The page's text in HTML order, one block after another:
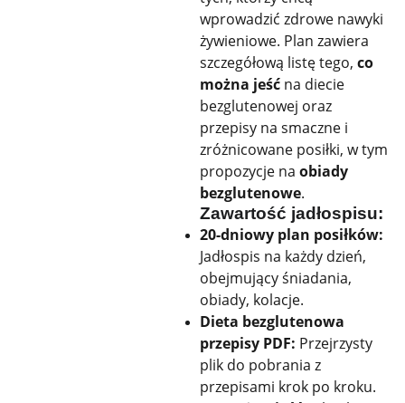
wprowadzić zdrowe nawyki
żywieniowe. Plan zawiera
szczegółową listę tego, co
można jeść na diecie
bezglutenowej oraz
przepisy na smaczne i
zróżnicowane posiłki, w tym
propozycje na obiady
bezglutenowe.
Zawartość jadłospisu:
20-dniowy plan posiłków:
Jadłospis na każdy dzień,
obejmujący śniadania,
obiady, kolacje.
Dieta bezglutenowa
przepisy PDF: Przejrzysty
plik do pobrania z
przepisami krok po kroku.